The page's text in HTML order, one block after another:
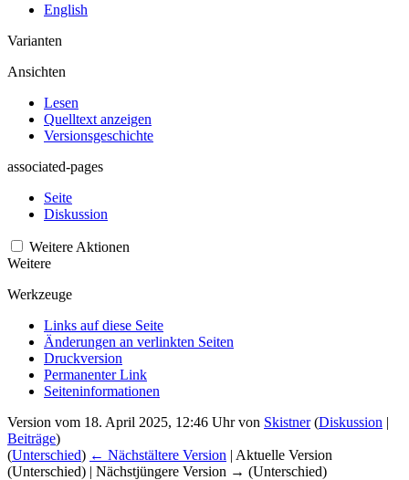
English
Varianten
Ansichten
Lesen
Quelltext anzeigen
Versionsgeschichte
associated-pages
Seite
Diskussion
Weitere Aktionen
Weitere
Werkzeuge
Links auf diese Seite
Änderungen an verlinkten Seiten
Druckversion
Permanenter Link
Seiten­­informationen
Version vom 18. April 2025, 12:46 Uhr von Skistner (Diskussion |
Beiträge)
(Unterschied) ← Nächstältere Version | Aktuelle Version
(Unterschied) | Nächstjüngere Version → (Unterschied)